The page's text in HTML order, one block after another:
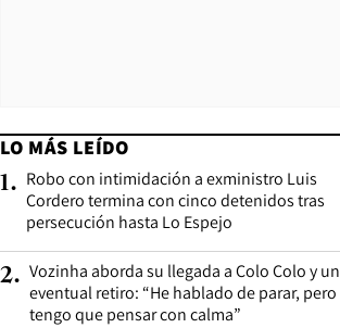
LO MÁS LEÍDO
1. Robo con intimidación a exministro Luis
Cordero termina con cinco detenidos tras
persecución hasta Lo Espejo
2. Vozinha aborda su llegada a Colo Colo y un
eventual retiro: “He hablado de parar, pero
tengo que pensar con calma”